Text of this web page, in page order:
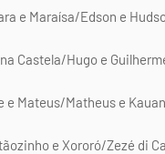
e Maraísa/Edson e
Castela/Hugo e
e Mateus/Matheus e
e Xororó/Zezé di